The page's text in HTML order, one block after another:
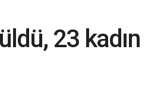
23 kadın